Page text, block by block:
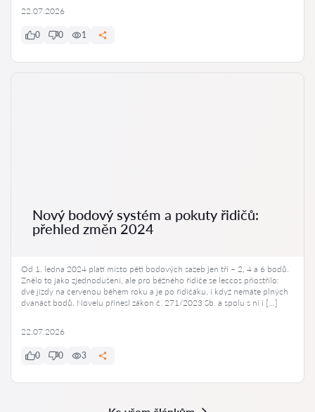
22.07.2026
0 0 1
Nový bodový systém a pokuty řidičů:
přehled změn 2024
Od 1. ledna 2024 platí místo pěti bodových sazeb jen tři – 2, 4 a 6 bodů.
Znělo to jako zjednodušení, ale pro běžného řidiče se leccos přiostřilo:
dvě jízdy na červenou během roku a je po řidičáku, i když nemáte plných
dvanáct bodů. Novelu přinesl zákon č. 271/2023 Sb. a spolu s ní i […]
22.07.2026
0 0 3